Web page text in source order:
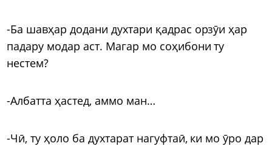
-Ба шавҳар додани духтари қадрас орзӯи ҳар
падару модар аст. Магар мо соҳибони ту
нестем?
-Албатта ҳастед, аммо ман…
-Чӣ, ту ҳоло ба духтарат нагуфтаӣ, ки мо ӯро дар